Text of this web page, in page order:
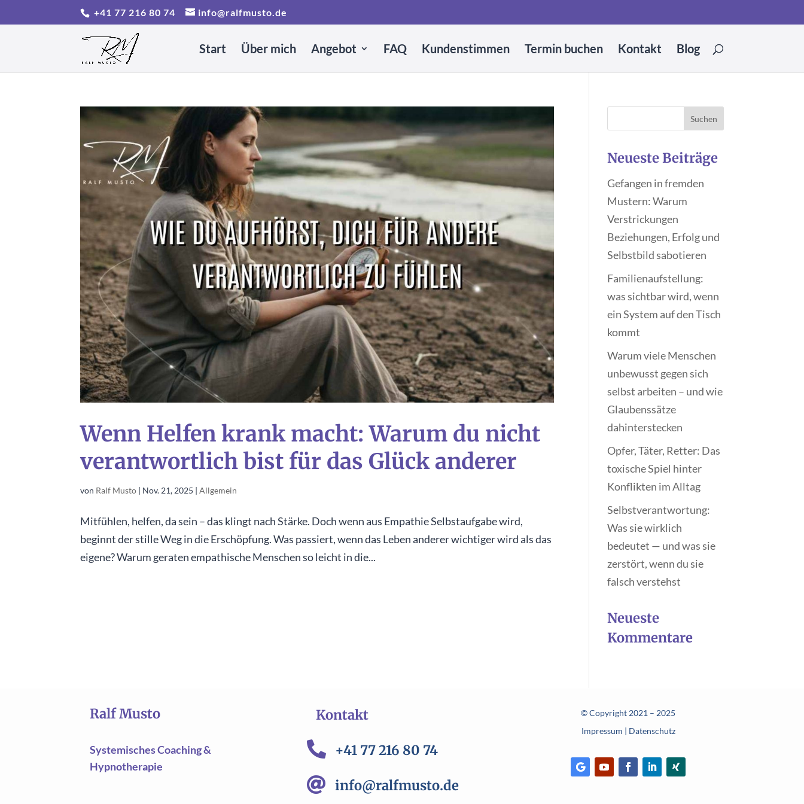
+41 77 216 80 74 info@ralfmusto.de
Start Über mich Angebot FAQ Kundenstimmen Termin buchen Kontakt Blog
Wenn Helfen krank macht: Warum du nicht
verantwortlich bist für das Glück anderer
von Ralf Musto | Nov. 21, 2025 |Allgemein
Mitfühlen, helfen, da sein – das klingt nach Stärke. Doch wenn aus Empathie Selbstaufgabe wird,
beginnt der stille Weg in die Erschöpfung. Was passiert, wenn das Leben anderer wichtiger wird als das
eigene? Warum geraten empathische Menschen so leicht in die...
Neueste Beiträge
Gefangen in fremden
Mustern: Warum
Verstrickungen
Beziehungen, Erfolg und
Selbstbild sabotieren
Familienaufstellung:
was sichtbar wird, wenn
ein System auf den Tisch
kommt
Warum viele Menschen
unbewusst gegen sich
selbst arbeiten – und wie
Glaubenssätze
dahinterstecken
Opfer, Täter, Retter: Das
toxische Spiel hinter
Konflikten im Alltag
Selbstverantwortung:
Was sie wirklich
bedeutet — und was sie
zerstört, wenn du sie
falsch verstehst
Neueste
Kommentare
Ralf Musto
Systemisches Coaching &
Hypnotherapie
Kontakt
 +41 77 216 80 74
 info@ralfmusto.de
© Copyright 2021 – 2025
Impressum | Datenschutz